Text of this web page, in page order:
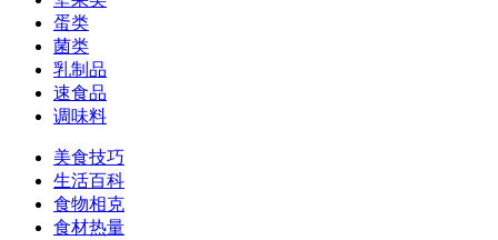
蛋类
菌类
乳制品
速食品
调味料
美食技巧
生活百科
食物相克
食材热量